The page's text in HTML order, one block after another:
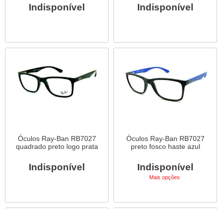
Indisponível Indisponível
Óculos Ray-Ban RB7027
quadrado preto logo prata
Indisponível
Óculos Ray-Ban RB7027
preto fosco haste azul
Indisponível
Mais opções